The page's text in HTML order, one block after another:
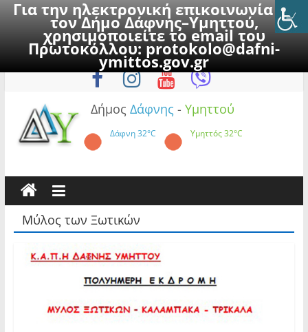
Για την ηλεκτρονική επικοινωνία με
τον Δήμο Δάφνης–Υμηττού,
χρησιμοποιείτε το email του
Πρωτοκόλλου:protokolo@dafni-
ymittos.gov.gr
to
Κυριακή, 9 Αυγούστου 2026
Δήμος Δάφνης - Υμηττού
Δάφνη32°C Υμηττός32°C
Μύλος των Ξωτικών